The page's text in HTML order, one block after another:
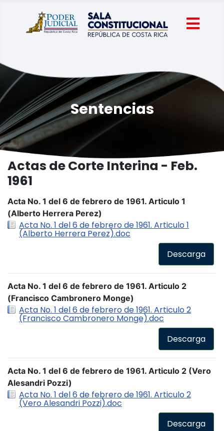
Sentencias
Actas de Corte Interina - Feb.
1961
Acta No. 1 del 6 de febrero de 1961. Articulo 1
(Alberto Herrera Perez)
Acta No. 1 del 6 de febrero de 1961. Articulo 1
(Alberto Herrera Perez).doc
Descarga
Acta No. 1 del 6 de febrero de 1961. Articulo 2
(Francisco Cambronero Monge)
Acta No. 1 del 6 de febrero de 1961. Articulo 2
(Francisco Cambronero Monge).doc
Descarga
Acta No. 1 del 6 de febrero de 1961. Articulo 2 (Vero
Alesandri Pozzi)
Acta No. 1 del 6 de febrero de 1961. Articulo 2
(Vero Alesandri Pozzi).doc
Descarga